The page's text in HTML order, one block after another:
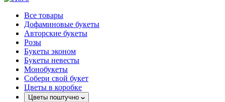
Все товары
Дофаминовые букеты
Авторские букеты
Розы
Букеты эконом
Букеты невесты
Монобукеты
Собери свой букет
Цветы в коробке
Цветы поштучно